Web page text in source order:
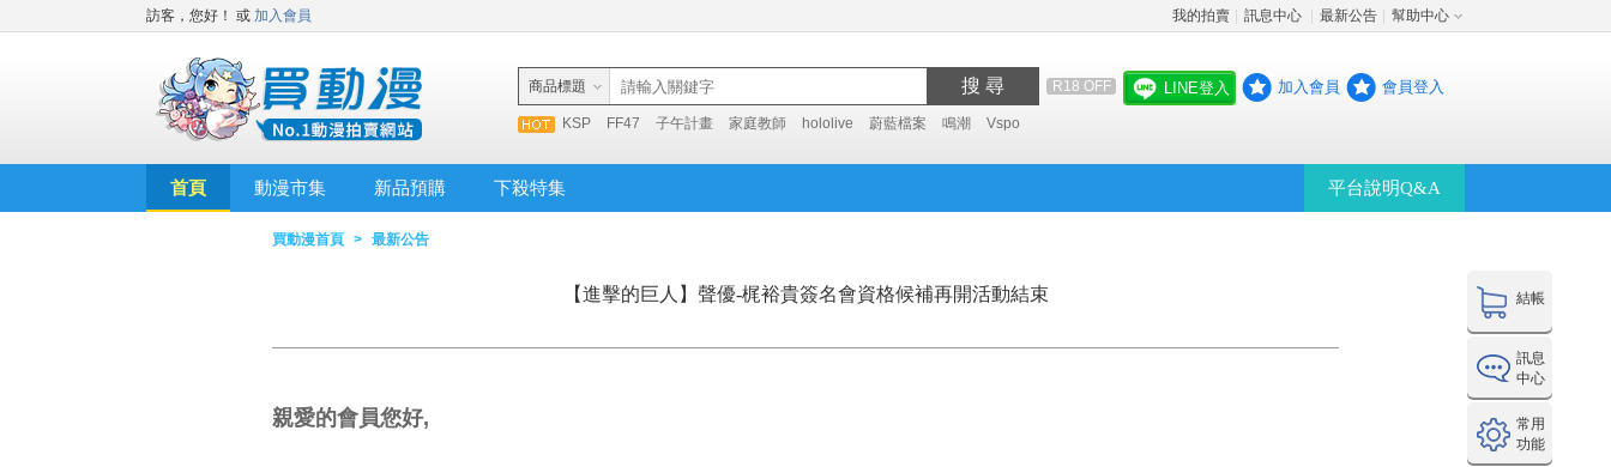
訪客，您好！ 或 加入會員 我的拍賣 訊息中心 最新公告 幫助中心
商品標題 搜 尋 R18 OFF
KSP FF47 子午計畫 家庭教師 hololive 蔚藍檔案 鳴潮 Vspo
LINE登入 加入會員 會員登入
首頁 動漫市集 新品預購 下殺特集 平台說明Q&A
結帳
訊息
中心
常用
功能
買動漫首頁 > 最新公告
【進擊的巨人】聲優-梶裕貴簽名會資格候補再開活動結束
親愛的會員您好,